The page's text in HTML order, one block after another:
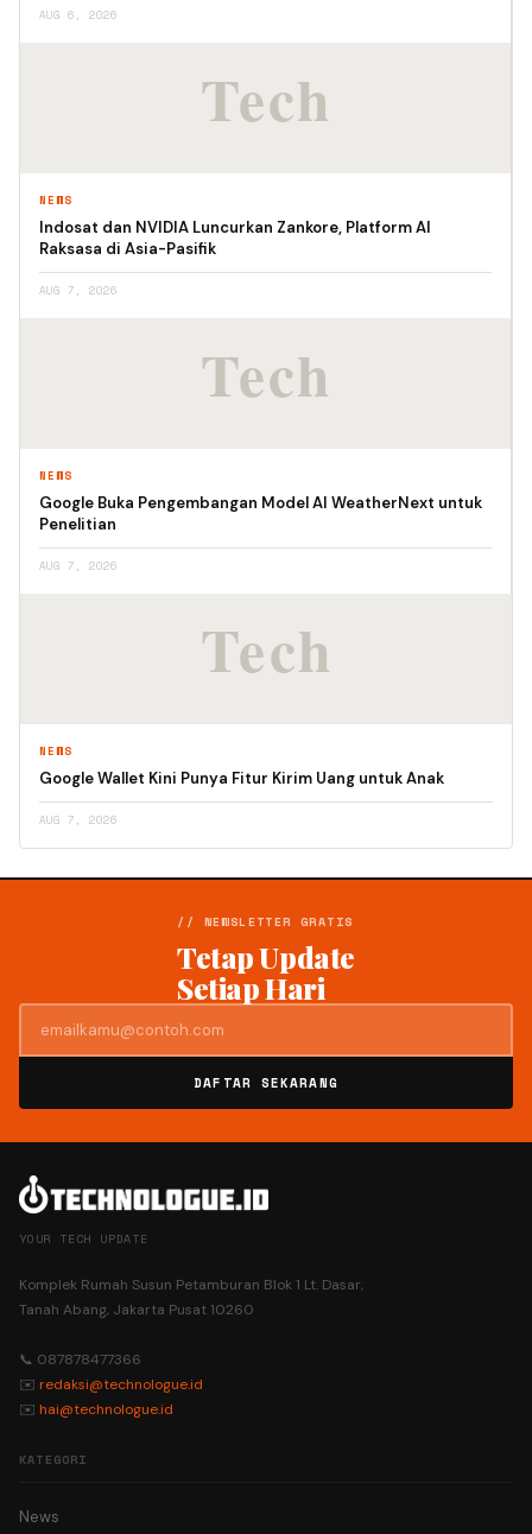
AUG 6, 2026
NEWS
Indosat dan NVIDIA Luncurkan Zankore, Platform AI
Raksasa di Asia-Pasifik
AUG 7, 2026
NEWS
Google Buka Pengembangan Model AI WeatherNext untuk
Penelitian
AUG 7, 2026
NEWS
Google Wallet Kini Punya Fitur Kirim Uang untuk Anak
AUG 7, 2026
// NEWSLETTER GRATIS
Tetap Update
Setiap Hari
DAFTAR SEKARANG
YOUR TECH UPDATE
Komplek Rumah Susun Petamburan Blok 1 Lt. Dasar,
Tanah Abang, Jakarta Pusat 10260
📞 087878477366
✉️ redaksi@technologue.id
✉️ hai@technologue.id
KATEGORI
News